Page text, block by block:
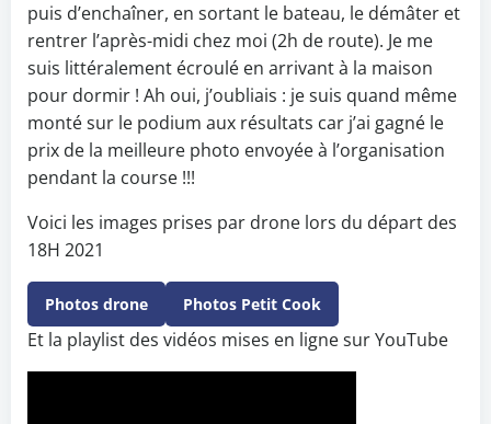
puis d’enchaîner, en sortant le bateau, le démâter et
rentrer l’après-midi chez moi (2h de route). Je me
suis littéralement écroulé en arrivant à la maison
pour dormir ! Ah oui, j’oubliais : je suis quand même
monté sur le podium aux résultats car j’ai gagné le
prix de la meilleure photo envoyée à l’organisation
pendant la course !!!
Voici les images prises par drone lors du départ des
18H 2021
Photos drone Photos Petit Cook
Et la playlist des vidéos mises en ligne sur YouTube